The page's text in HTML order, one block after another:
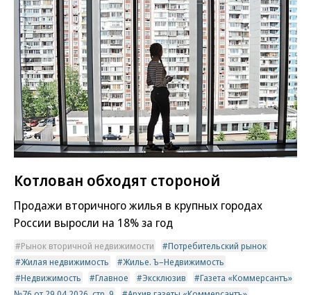
Котлован обходят стороной
Продажи вторичного жилья в крупных городах
России выросли на 18% за год
Рынок вторичной недвижимости
Потребительский рынок
Жилая недвижимость
Жилье. Ъ–Недвижимость
Недвижимость
Главное Эксклюзив
Газета «Коммерсантъ»